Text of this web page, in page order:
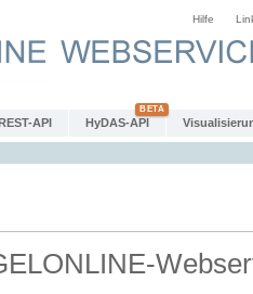
Hilfe
API HyDAS-API